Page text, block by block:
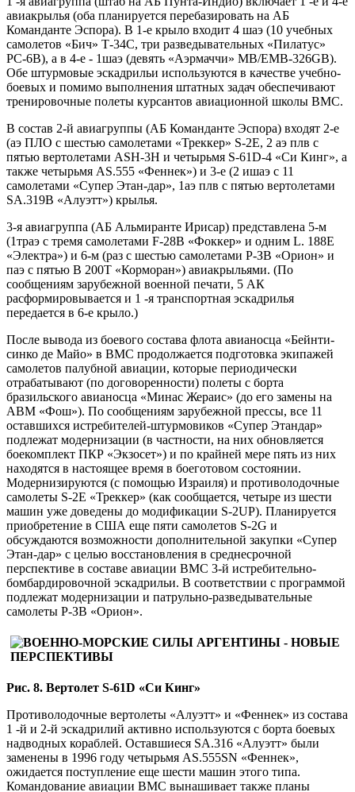
авиакрылья (оба планируется перебазировать на АБ
Команданте Эспора). В 1-е крыло входит 4 шаэ (10 учебных
самолетов «Бич» Т-34С, три разведывательных «Пилатус»
РС-6В), а в 4-е - 1шаэ (девять «Аэрмаччи» MB/EMB-326GB).
Обе штурмовые эскадрильи используются в качестве учебно-
боевых и помимо выполнения штатных задач обеспечивают
тренировочные полеты курсантов авиационной школы ВМС.
В состав 2-й авиагруппы (АБ Команданте Эспора) входят 2-е
(аэ ПЛО с шестью самолетами «Треккер» S-2E, 2 аэ плв с
пятью вертолетами ASH-3H и четырьмя S-61D-4 «Си Кинг», а
также четырьмя AS.555 «Феннек») и 3-е (2 ишаэ с 11
самолетами «Супер Этан-дар», 1аэ плв с пятью вертолетами
SA.319B «Алуэтт») крылья.
3-я авиагруппа (АБ Альмиранте Ирисар) представлена 5-м
(1траэ с тремя самолетами F-28B «Фоккер» и одним L. 188Е
«Электра») и 6-м (раз с шестью самолетами Р-ЗВ «Орион» и
паэ с пятью В 200Т «Корморан») авиакрыльями. (По
сообщениям зарубежной военной печати, 5 АК
расформировывается и 1 -я транспортная эскадрилья
передается в 6-е крыло.)
После вывода из боевого состава флота авианосца «Бейнти-
синко де Майо» в ВМС продолжается подготовка экипажей
самолетов палубной авиации, которые периодически
отрабатывают (по договоренности) полеты с борта
бразильского авианосца «Минас Жераис» (до его замены на
АВМ «Фош»). По сообщениям зарубежной прессы, все 11
оставшихся истребителей-штурмовиков «Супер Этандар»
подлежат модернизации (в частности, на них обновляется
боекомплект ПКР «Экзосет») и по крайней мере пять из них
находятся в настоящее время в боеготовом состоянии.
Модернизируются (с помощью Израиля) и противолодочные
самолеты S-2E «Треккер» (как сообщается, четыре из шести
машин уже доведены до модификации S-2UP). Планируется
приобретение в США еще пяти самолетов S-2G и
обсуждаются возможности дополнительной закупки «Супер
Этан-дар» с целью восстановления в среднесрочной
перспективе в составе авиации ВМС 3-й истребительно-
бомбардировочной эскадрильи. В соответствии с программой
подлежат модернизации и патрульно-разведывательные
самолеты Р-ЗВ «Орион».
Рис. 8. Вертолет S-61D «Си Кинг»
Противолодочные вертолеты «Алуэтт» и «Феннек» из состава
1 -й и 2-й эскадрилий активно используются с борта боевых
надводных кораблей. Оставшиеся SA.316 «Алуэтт» были
заменены в 1996 году четырьмя AS.555SN «Феннек»,
ожидается поступление еще шести машин этого типа.
Командование авиации ВМС вынашивает также планы